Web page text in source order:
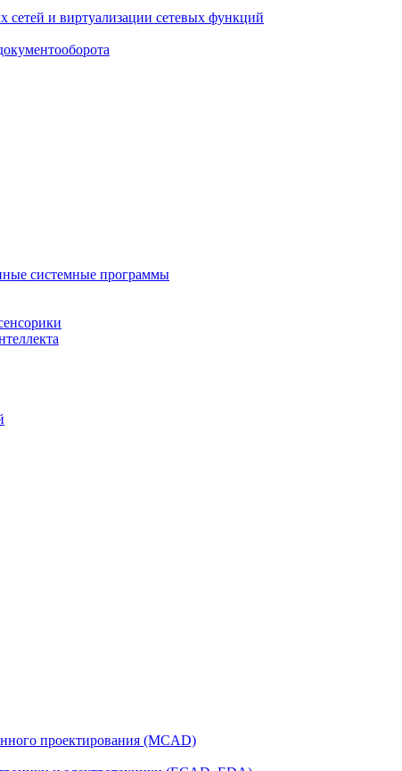
сетей и виртуализации сетевых функций
системные программы
проектирования (MCAD)